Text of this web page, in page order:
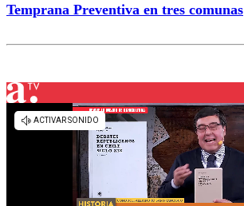
Temprana Preventiva en tres comunas